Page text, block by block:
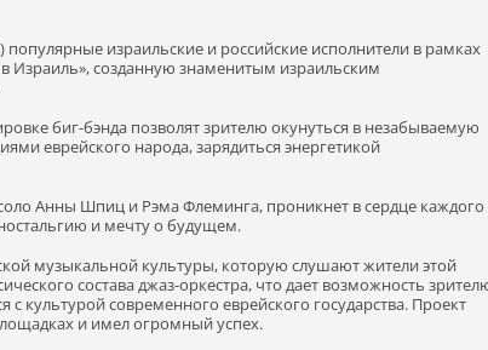
израильские и российские исполнители в рамках
Израиль», созданную знаменитым израильским
биг-бэнда позволят зрителю окунуться в незабываемую
еврейского народа, зарядиться энергетикой
Анны Шпиц и Рэма Флеминга, проникнет в сердце каждого
и мечту о будущем.
музыкальной культуры, которую слушают жители этой
состава джаз-оркестра, что дает возможность
культурой современного еврейского государства. Проект
и имел огромный успех.